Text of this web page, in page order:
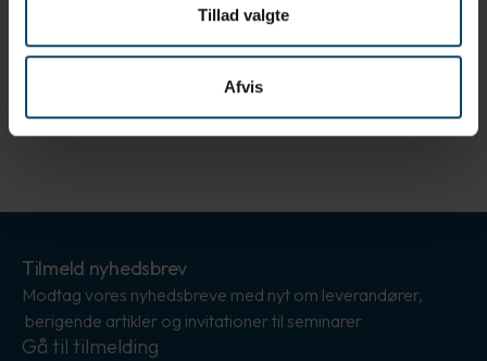
Tillad valgte
Afvis
Tilmeld nyhedsbrev
Modtag vores nyhedsbreve med nyt om leverandører,
berigende artikler og invitationer til seminarer
Gå til tilmelding